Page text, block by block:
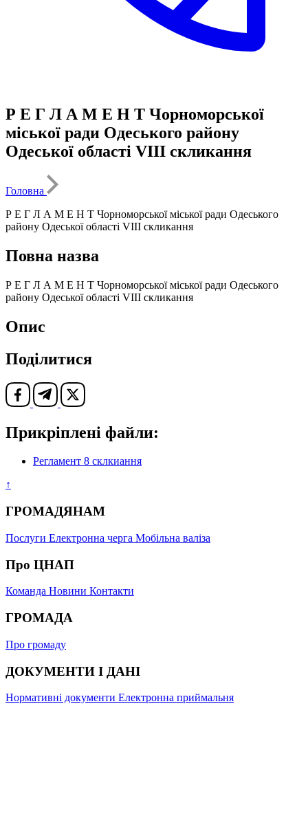
Р Е Г Л А М Е Н Т Чорноморської
міської ради Одеського району
Одеської області VIII скликання
Головна
Р Е Г Л А М Е Н Т Чорноморської міської ради Одеського
району Одеської області VIII скликання
Повна назва
Р Е Г Л А М Е Н Т Чорноморської міської ради Одеського
району Одеської області VIII скликання
Опис
Поділитися
Прикріплені файли:
Регламент 8 склкиання
↑
ГРОМАДЯНАМ
Послуги Електронна черга Мобільна валіза
Про ЦНАП
Команда Новини Контакти
ГРОМАДА
Про громаду
ДОКУМЕНТИ І ДАНІ
Нормативні документи Електронна приймальня